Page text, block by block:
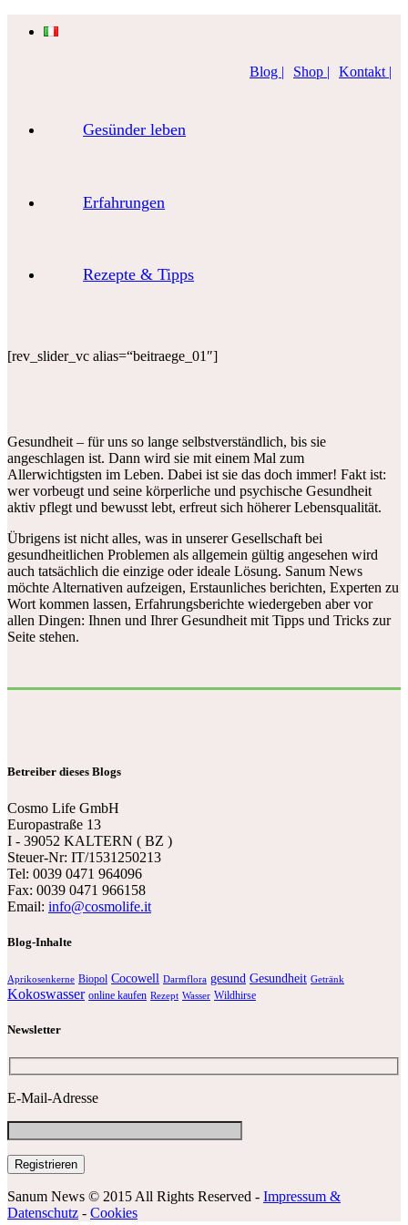
Blog | Shop | Kontakt |
Gesünder leben
Erfahrungen
Rezepte & Tipps
[rev_slider_vc alias=“beitraege_01″]
Gesundheit – für uns so lange selbstverständlich, bis sie
angeschlagen ist. Dann wird sie mit einem Mal zum
Allerwichtigsten im Leben. Dabei ist sie das doch immer! Fakt ist:
wer vorbeugt und seine körperliche und psychische Gesundheit
aktiv pflegt und bewusst lebt, erfreut sich höherer Lebensqualität.
Übrigens ist nicht alles, was in unserer Gesellschaft bei
gesundheitlichen Problemen als allgemein gültig angesehen wird
auch tatsächlich die einzige oder ideale Lösung. Sanum News
möchte Alternativen aufzeigen, Erstaunliches berichten, Experten zu
Wort kommen lassen, Erfahrungsberichte wiedergeben aber vor
allen Dingen: Ihnen und Ihrer Gesundheit mit Tipps und Tricks zur
Seite stehen.
Betreiber dieses Blogs
Cosmo Life GmbH
Europastraße 13
I - 39052 KALTERN ( BZ )
Steuer-Nr: IT/1531250213
Tel: 0039 0471 964096
Fax: 0039 0471 966158
Email: info@cosmolife.it
Blog-Inhalte
Aprikosenkerne Biopol Cocowell Darmflora gesund Gesundheit Getränk
Kokoswasser online kaufen Rezept Wasser Wildhirse
Newsletter
E-Mail-Adresse
Sanum News © 2015 All Rights Reserved - Impressum &
Datenschutz - Cookies